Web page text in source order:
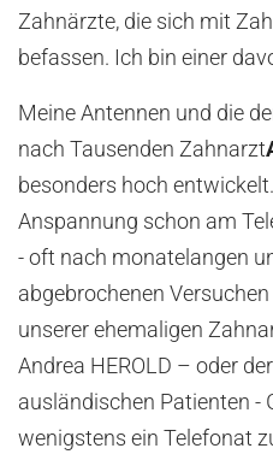
Zahnärzte, die sich mit
befassen. Ich bin einer
Meine Antennen und die
nach Tausenden Zahnarzt
besonders hoch
Anspannung schon am
- oft nach monatelangen
abgebrochenen
unserer ehemaligen
Andrea HEROLD – oder
ausländischen Patienten -
wenigstens ein Telefonat